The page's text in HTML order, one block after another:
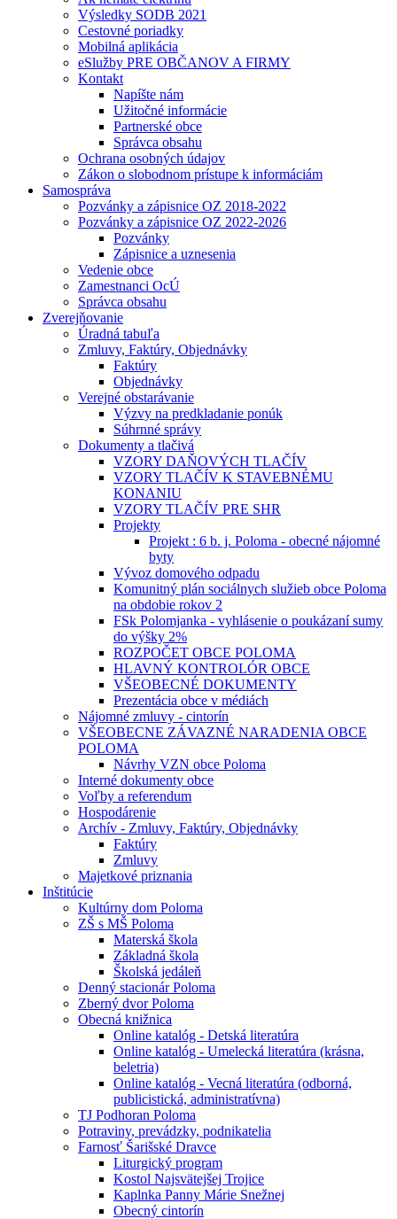
Výsledky SODB 2021
Cestovné poriadky
Mobilná aplikácia
eSlužby PRE OBČANOV A FIRMY
Kontakt
Napíšte nám
Užitočné informácie
Partnerské obce
Správca obsahu
Ochrana osobných údajov
Zákon o slobodnom prístupe k informáciám
Samospráva
Pozvánky a zápisnice OZ 2018-2022
Pozvánky a zápisnice OZ 2022-2026
Pozvánky
Zápisnice a uznesenia
Vedenie obce
Zamestnanci OcÚ
Správca obsahu
Zverejňovanie
Úradná tabuľa
Zmluvy, Faktúry, Objednávky
Faktúry
Objednávky
Verejné obstarávanie
Výzvy na predkladanie ponúk
Súhrnné správy
Dokumenty a tlačivá
VZORY DAŇOVÝCH TLAČÍV
VZORY TLAČÍV K STAVEBNÉMU
KONANIU
VZORY TLAČÍV PRE SHR
Projekty
Projekt : 6 b. j. Poloma - obecné nájomné
byty
Vývoz domového odpadu
Komunitný plán sociálnych služieb obce Poloma
na obdobie rokov 2
FSk Polomjanka - vyhlásenie o poukázaní sumy
do výšky 2%
ROZPOČET OBCE POLOMA
HLAVNÝ KONTROLÓR OBCE
VŠEOBECNÉ DOKUMENTY
Prezentácia obce v médiách
Nájomné zmluvy - cintorín
VŠEOBECNE ZÁVAZNÉ NARADENIA OBCE
POLOMA
Návrhy VZN obce Poloma
Interné dokumenty obce
Voľby a referendum
Hospodárenie
Archív - Zmluvy, Faktúry, Objednávky
Faktúry
Zmluvy
Majetkové priznania
Inštitúcie
Kultúrny dom Poloma
ZŠ s MŠ Poloma
Materská škola
Základná škola
Školská jedáleň
Denný stacionár Poloma
Zberný dvor Poloma
Obecná knižnica
Online katalóg - Detská literatúra
Online katalóg - Umelecká literatúra (krásna,
beletria)
Online katalóg - Vecná literatúra (odborná,
publicistická, administratívna)
TJ Podhoran Poloma
Potraviny, prevádzky, podnikatelia
Farnosť Šarišské Dravce
Liturgický program
Kostol Najsvätejšej Trojice
Kaplnka Panny Márie Snežnej
Obecný cintorín